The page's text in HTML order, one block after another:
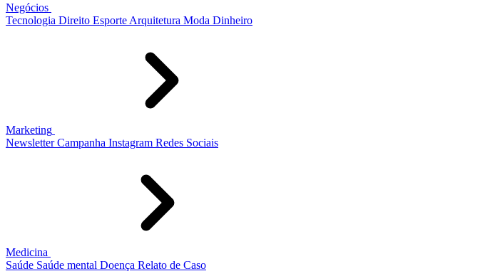
Negócios
Tecnologia Direito Esporte Arquitetura Moda Dinheiro
Marketing
Newsletter Campanha Instagram Redes Sociais
Medicina
Saúde Saúde mental Doença Relato de Caso